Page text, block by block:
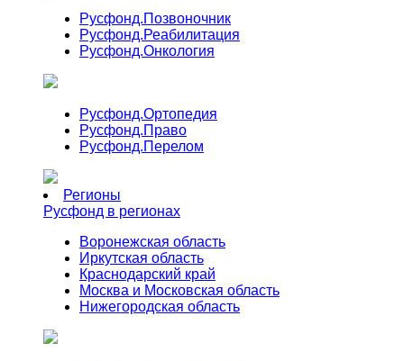
Русфонд.Позвоночник
Русфонд.Реабилитация
Русфонд.Онкология
Русфонд.Ортопедия
Русфонд.Право
Русфонд.Перелом
Регионы
Русфонд в регионах
Воронежская область
Иркутская область
Краснодарский край
Москва и Московская область
Нижегородская область